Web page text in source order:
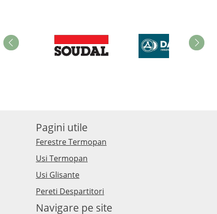
Pagini utile
Ferestre Termopan
Usi Termopan
Usi Glisante
Pereti Despartitori
Navigare pe site